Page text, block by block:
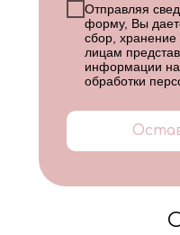
Отправляя
форму, Вы
сбор, хранение
лицам
информации на
обработки